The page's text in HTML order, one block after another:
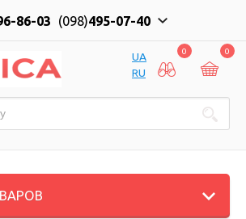
86-03 (098)495-07-40
UA
RU
0 0